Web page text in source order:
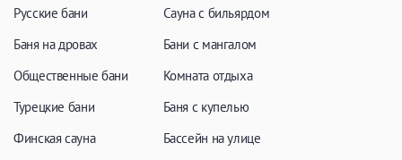
Русские бани
Баня на дровах
Общественные бани
Турецкие бани
Финская сауна
Сауна с бильярдом
Бани с мангалом
Комната отдыха
Баня с купелью
Бассейн на улице